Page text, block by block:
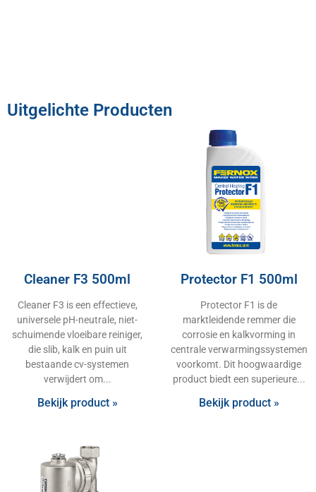
Uitgelichte Producten
Cleaner F3 500ml
Cleaner F3 is een effectieve,
universele pH-neutrale, niet-
schuimende vloeibare reiniger,
die slib, kalk en puin uit
bestaande cv-systemen
verwijdert om
Bekijk product »
Protector F1 500ml
Protector F1 is de
marktleidende remmer die
corrosie en kalkvorming in
centrale verwarmingssystemen
voorkomt. Dit hoogwaardige
product biedt een superieure
Bekijk product »